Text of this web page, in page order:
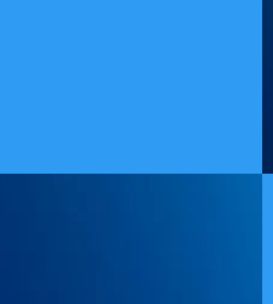
સ્ટોરનું
કરો